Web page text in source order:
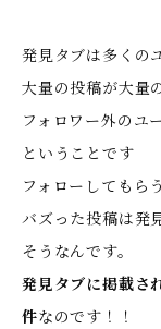
発見タブは多くの
大量の投稿が大量
フォロワー外のユ
ということです
フォローしてもら
バズった投稿は発
そうなんです。
発見タブに掲載さ
件なのです！！